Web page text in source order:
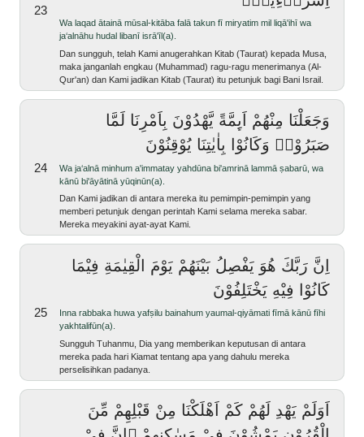
23
wa laqad ātainā mūsal-kitāba falā takun fī miryatim mil liqā'ihī wa
ja‘alnāhu hudal libanī isrā'īl(a).
Dan sungguh, telah Kami anugerahkan Kitab (Taurat) kepada Musa,
maka janganlah engkau (Muhammad) ragu-ragu menerimanya (Al-
Qur'an) dan Kami jadikan Kitab (Taurat) itu petunjuk bagi Bani Israil.
24
وَجَعَلْنَا مِنْهُمْ اَىِٕمَّةً يَّهْدُوْنَ بِاَمْرِنَا لَمَّا
صَبَرُوْاۗ وَكَانُوْا بِاٰيٰتِنَا يُوْقِنُوْنَ
wa ja‘alnā minhum a'immatay yahdūna bi'amrinā lammā ṣabarū, wa
kānū bi'āyātinā yūqinūn(a).
Dan Kami jadikan di antara mereka itu pemimpin-pemimpin yang
memberi petunjuk dengan perintah Kami selama mereka sabar.
Mereka meyakini ayat-ayat Kami.
25
كَانُوْا فِيْهِ يَخْتَلِفُوْنَ
inna rabbaka huwa yafṣilu bainahum yaumal-qiyāmati fīmā kānū fīhi
yakhtalifūn(a).
Sungguh Tuhanmu, Dia yang memberikan keputusan di antara
mereka pada hari Kiamat tentang apa yang dahulu mereka
perselisihkan padanya.